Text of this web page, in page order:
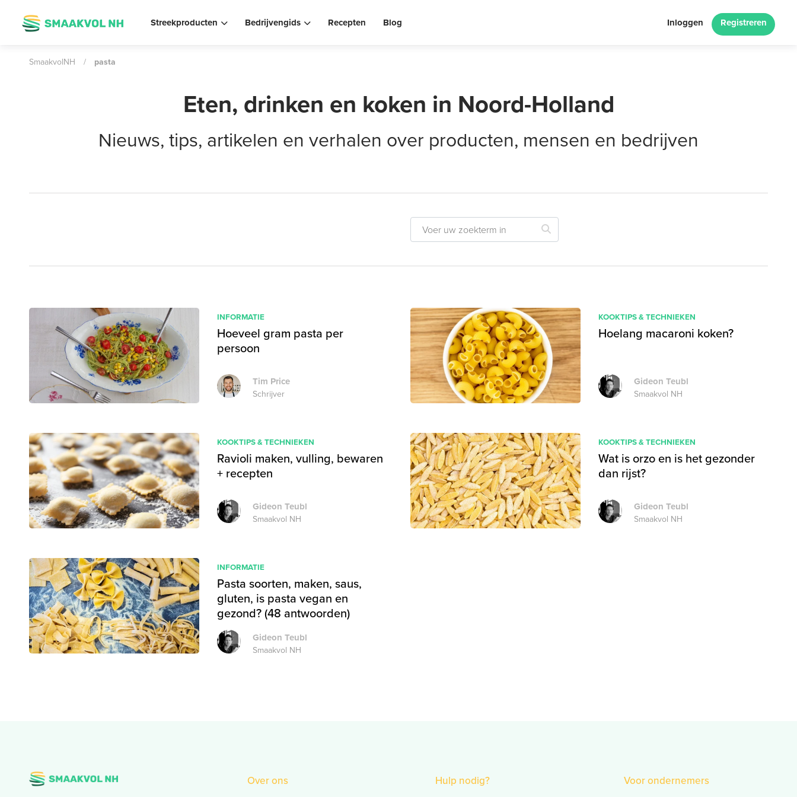
Streekproducten Bedrijvengids Recepten Blog Inloggen Registreren
SmaakvolNH / pasta
Eten, drinken en koken in Noord-Holland
Nieuws, tips, artikelen en verhalen over producten, mensen en bedrijven
INFORMATIE
Hoeveel gram pasta per
persoon
Tim Price
Schrijver
KOOKTIPS & TECHNIEKEN
Hoelang macaroni koken?
Gideon Teubl
Smaakvol NH
KOOKTIPS & TECHNIEKEN
Ravioli maken, vulling, bewaren
+ recepten
Gideon Teubl
Smaakvol NH
KOOKTIPS & TECHNIEKEN
Wat is orzo en is het gezonder
dan rijst?
Gideon Teubl
Smaakvol NH
INFORMATIE
Pasta soorten, maken, saus,
gluten, is pasta vegan en
gezond? (48 antwoorden)
Gideon Teubl
Smaakvol NH
Over ons Hulp nodig? Voor ondernemers